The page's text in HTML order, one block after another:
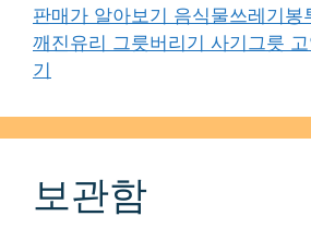
판매가 알아보기 음식물쓰레기봉
깨진유리 그릇버리기 사기그릇
기
보관함